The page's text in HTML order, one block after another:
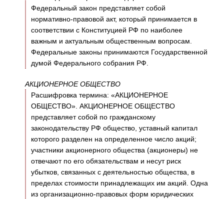
Федеральный закон представляет собой
нормативно-правовой акт, который принимается в
соответствии с Конституцией РФ по наиболее
важным и актуальным общественным вопросам.
Федеральные законы принимаются Государственной
думой Федерального собрания РФ.
АКЦИОНЕРНОЕ ОБЩЕСТВО
Расшифровка термина: «АКЦИОНЕРНОЕ
ОБЩЕСТВО». АКЦИОНЕРНОЕ ОБЩЕСТВО
представляет собой по гражданскому
законодательству РФ общество, уставный капитал
которого разделен на определенное число акций;
участники акционерного общества (акционеры) не
отвечают по его обязательствам и несут риск
убытков, связанных с деятельностью общества, в
пределах стоимости принадлежащих им акций. Одна
из организационно-правовых форм юридических